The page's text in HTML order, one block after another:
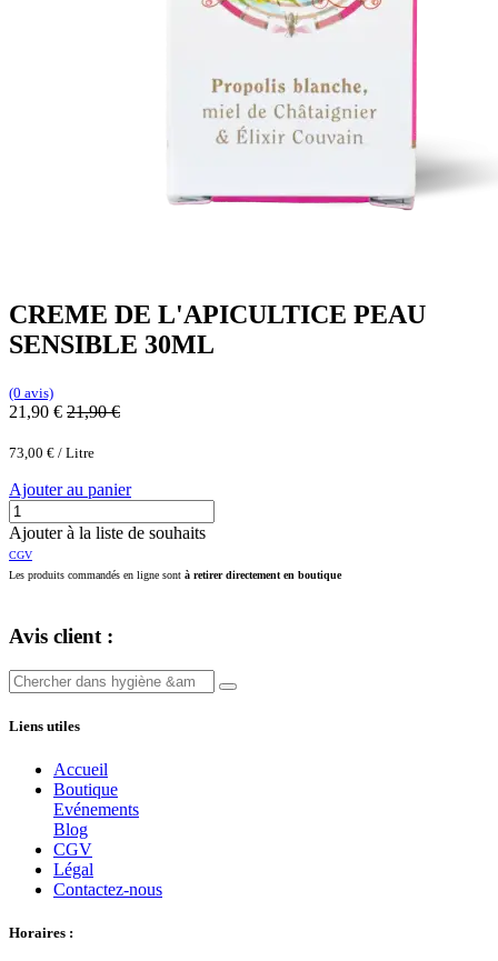
CREME DE L'APICULTICE PEAU
SENSIBLE 30ML
(0 avis)
21,90 € 21,90€
73,00 € / Litre
Ajouter au panier
Ajouter à la liste de souhaits
CGV
Les produits commandés en ligne sont à retirer directement en boutique
Avis client :
Liens utiles
Accueil
Boutique
Evénements
Blog
CGV
Légal
Contactez-nous
Horaires :